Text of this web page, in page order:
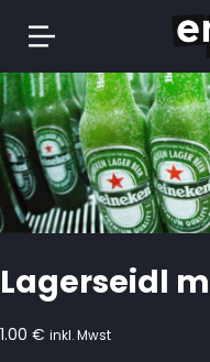
Springe
zum
Inhalt
Lagerseidl
1.00 € inkl. Mwst